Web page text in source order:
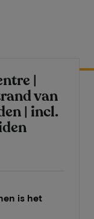
|
van
| incl.
is het